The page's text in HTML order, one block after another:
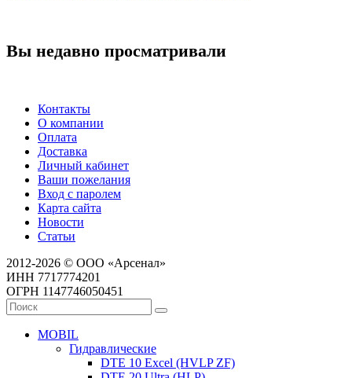
Вы недавно просматривали
Контакты
О компании
Оплата
Доставка
Личный кабинет
Ваши пожелания
Вход с паролем
Карта сайта
Новости
Статьи
2012-2026 © ООО «Арсенал»
ИНН 7717774201
ОГРН 1147746050451
MOBIL
Гидравлические
DTE 10 Excel (HVLP ZF)